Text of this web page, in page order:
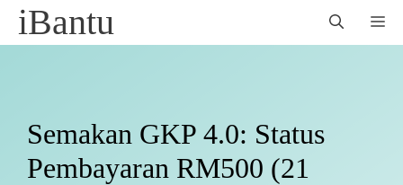
SkipiBantu
Semakan GKP 4.0: Status
Pembayaran RM500 (21